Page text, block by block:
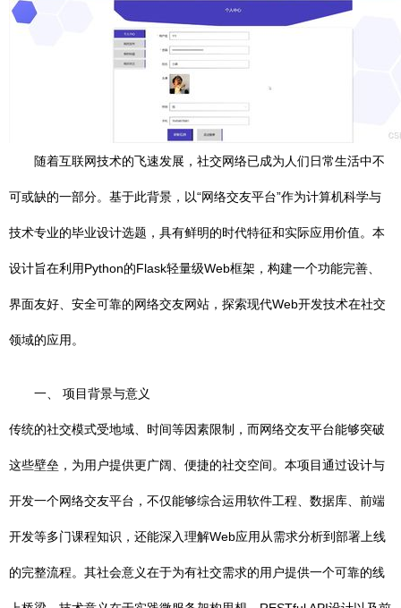
随着互联网技术的飞速发展，社交网络已成为人们日常生活中不
可或缺的一部分。基于此背景，以“网络交友平台”作为计算机科学与
技术专业的毕业设计选题，具有鲜明的时代特征和实际应用价值。本
设计旨在利用Python的Flask轻量级Web框架，构建一个功能完善、
界面友好、安全可靠的网络交友网站，探索现代Web开发技术在社交
领域的应用。
一、 项目背景与意义
传统的社交模式受地域、时间等因素限制，而网络交友平台能够突破
这些壁垒，为用户提供更广阔、便捷的社交空间。本项目通过设计与
开发一个网络交友平台，不仅能够综合运用软件工程、数据库、前端
开发等多门课程知识，还能深入理解Web应用从需求分析到部署上线
的完整流程。其社会意义在于为有社交需求的用户提供一个可靠的线